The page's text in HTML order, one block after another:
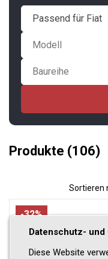
Passend für Fiat
Modell
Baureihe
Produkte (106)
Sortieren
-32%
Datenschutz-
Diese Website